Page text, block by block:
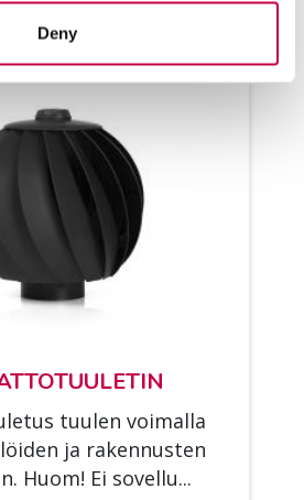
Deny
tuu­len voi­mal­la
ja ra­ken­nus­ten
Huom! Ei so­vel­lu...